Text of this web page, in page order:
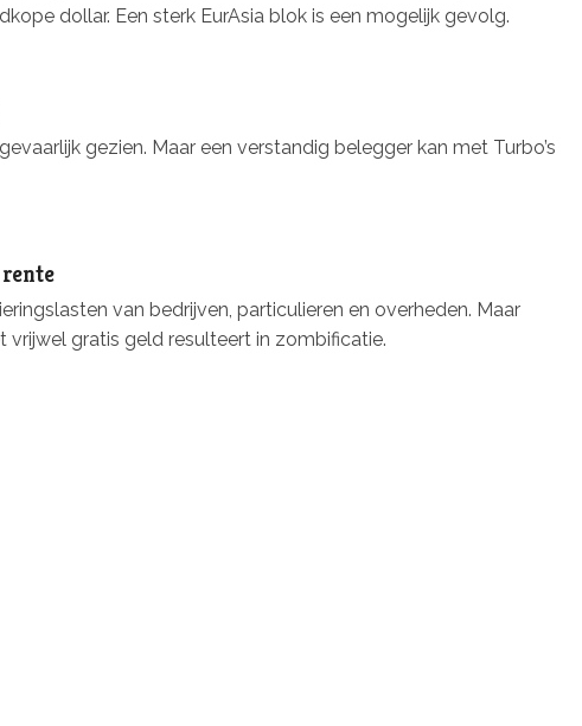
dollar. Een sterk EurAsia blok is een mogelijk gevolg.
gezien. Maar een verstandig belegger kan met Turbo’s
van bedrijven, particulieren en overheden. Maar
gratis geld resulteert in zombificatie.